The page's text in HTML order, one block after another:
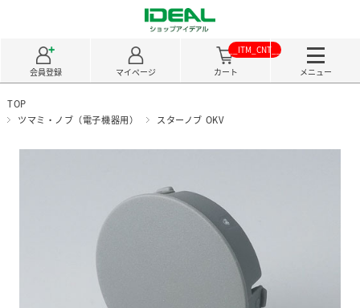
会員登録 マイページ カート
__ITM_CNT__
メニュー
TOP
ツマミ・ノブ（電子機器用）
スターノブ OKV